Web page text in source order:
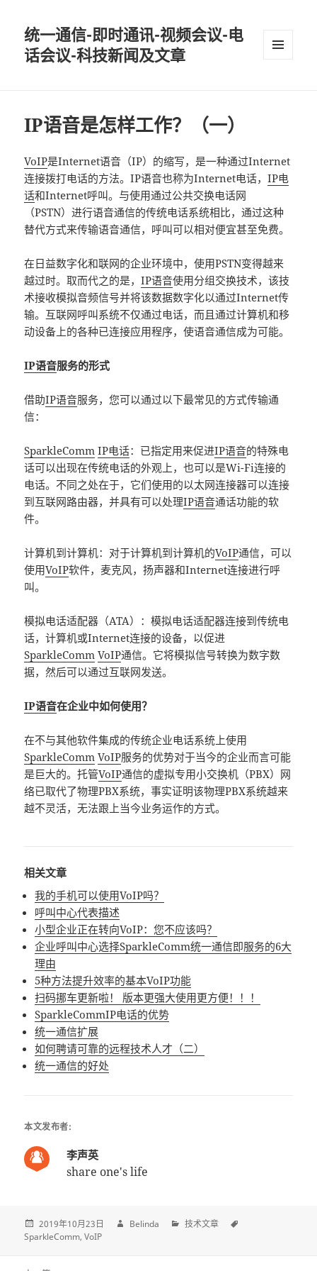
统一通信-即时通讯-视频会议-电
话会议-科技新闻及文章
IP语音是怎样工作？（一）
VoIP是Internet语音（IP）的缩写，是一种通过Internet
连接拨打电话的方法。IP语音也称为Internet电话，IP电
话和Internet呼叫。与使用通过公共交换电话网
（PSTN）进行语音通信的传统电话系统相比，通过这种
替代方式来传输语音通信，呼叫可以相对便宜甚至免费。
在日益数字化和联网的企业环境中，使用PSTN变得越来
越过时。取而代之的是，IP语音使用分组交换技术，该技
术接收模拟音频信号并将该数据数字化以通过Internet传
输。互联网呼叫系统不仅通过电话，而且通过计算机和移
动设备上的各种已连接应用程序，使语音通信成为可能。
IP语音服务的形式
借助IP语音服务，您可以通过以下最常见的方式传输通
信：
SparkleComm IP电话：已指定用来促进IP语音的特殊电
话可以出现在传统电话的外观上，也可以是Wi-Fi连接的
电话。不同之处在于，它们使用的以太网连接器可以连接
到互联网路由器，并具有可以处理IP语音通话功能的软
件。
计算机到计算机：对于计算机到计算机的VoIP通信，可以
使用VoIP软件，麦克风，扬声器和Internet连接进行呼
叫。
模拟电话适配器（ATA）：模拟电话适配器连接到传统电
话，计算机或Internet连接的设备，以促进
SparkleComm VoIP通信。它将模拟信号转换为数字数
据，然后可以通过互联网发送。
IP语音在企业中如何使用？
在不与其他软件集成的传统企业电话系统上使用
SparkleComm VoIP服务的优势对于当今的企业而言可能
是巨大的。托管VoIP通信的虚拟专用小交换机（PBX）网
络已取代了物理PBX系统，事实证明该物理PBX系统越来
越不灵活，无法跟上当今业务运作的方式。
相关文章
我的手机可以使用VoIP吗？
呼叫中心代表描述
小型企业正在转向VoIP：您不应该吗？
企业呼叫中心选择SparkleComm统一通信即服务的6大
理由
5种方法提升效率的基本VoIP功能
扫码挪车更新啦！ 版本更强大使用更方便！！！
SparkleCommIP电话的优势
统一通信扩展
如何聘请可靠的远程技术人才（二）
统一通信的好处
本文发布者:
李声英
share one's life
2019年10月23日 Belinda
技术文章
SparkleComm VoIP